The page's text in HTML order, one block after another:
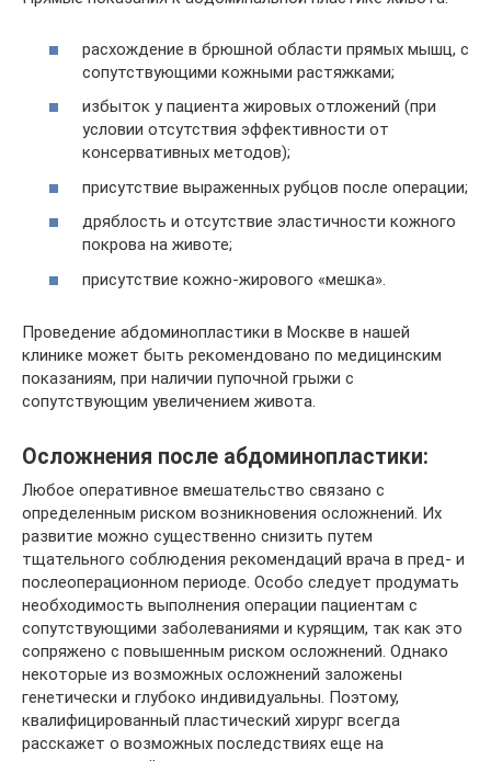
расхождение в брюшной области прямых мышц, с
сопутствующими кожными растяжками;
избыток у пациента жировых отложений (при
условии отсутствия эффективности от
консервативных методов);
присутствие выраженных рубцов после операции;
дряблость и отсутствие эластичности кожного
покрова на животе;
присутствие кожно-жирового «мешка».
Проведение абдоминопластики в Москве в нашей
клинике может быть рекомендовано по медицинским
показаниям, при наличии пупочной грыжи с
сопутствующим увеличением живота.
Осложнения после абдоминопластики:
Любое оперативное вмешательство связано с
определенным риском возникновения осложнений. Их
развитие можно существенно снизить путем
тщательного соблюдения рекомендаций врача в пред- и
послеоперационном периоде. Особо следует продумать
необходимость выполнения операции пациентам с
сопутствующими заболеваниями и курящим, так как это
сопряжено с повышенным риском осложнений. Однако
некоторые из возможных осложнений заложены
генетически и глубоко индивидуальны. Поэтому,
квалифицированный пластический хирург всегда
расскажет о возможных последствиях еще на